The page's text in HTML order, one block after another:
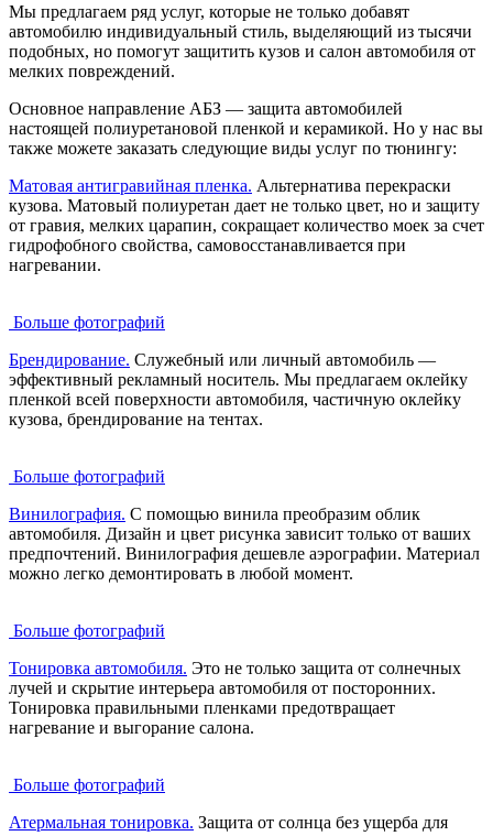
Мы предлагаем ряд услуг, которые не только добавят
автомобилю индивидуальный стиль, выделяющий из тысячи
подобных, но помогут защитить кузов и салон автомобиля от
мелких повреждений.
Основное направление АБЗ — защита автомобилей
настоящей полиуретановой пленкой и керамикой. Но у нас вы
также можете заказать следующие виды услуг по тюнингу:
Матовая антигравийная пленка. Альтернатива перекраски
кузова. Матовый полиуретан дает не только цвет, но и защиту
от гравия, мелких царапин, сокращает количество моек за счет
гидрофобного свойства, самовосстанавливается при
нагревании.
Больше фотографий
Брендирование. Служебный или личный автомобиль —
эффективный рекламный носитель. Мы предлагаем оклейку
пленкой всей поверхности автомобиля, частичную оклейку
кузова, брендирование на тентах.
Больше фотографий
Винилография. С помощью винила преобразим облик
автомобиля. Дизайн и цвет рисунка зависит только от ваших
предпочтений. Винилография дешевле аэрографии. Материал
можно легко демонтировать в любой момент.
Больше фотографий
Тонировка автомобиля. Это не только защита от солнечных
лучей и скрытие интерьера автомобиля от посторонних.
Тонировка правильными пленками предотвращает
нагревание и выгорание салона.
Больше фотографий
Атермальная тонировка. Защита от солнца без ущерба для